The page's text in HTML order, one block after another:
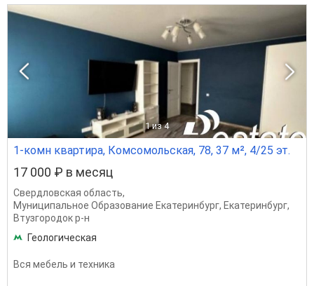
1 из 4
1-комн квартира, Комсомольская, 78, 37 м², 4/25 эт.
17 000 ₽ в месяц
Свердловская область,
Муниципальное Образование Екатеринбург, Екатеринбург,
Втузгородок р-н
Геологическая
Вся мебель и техника